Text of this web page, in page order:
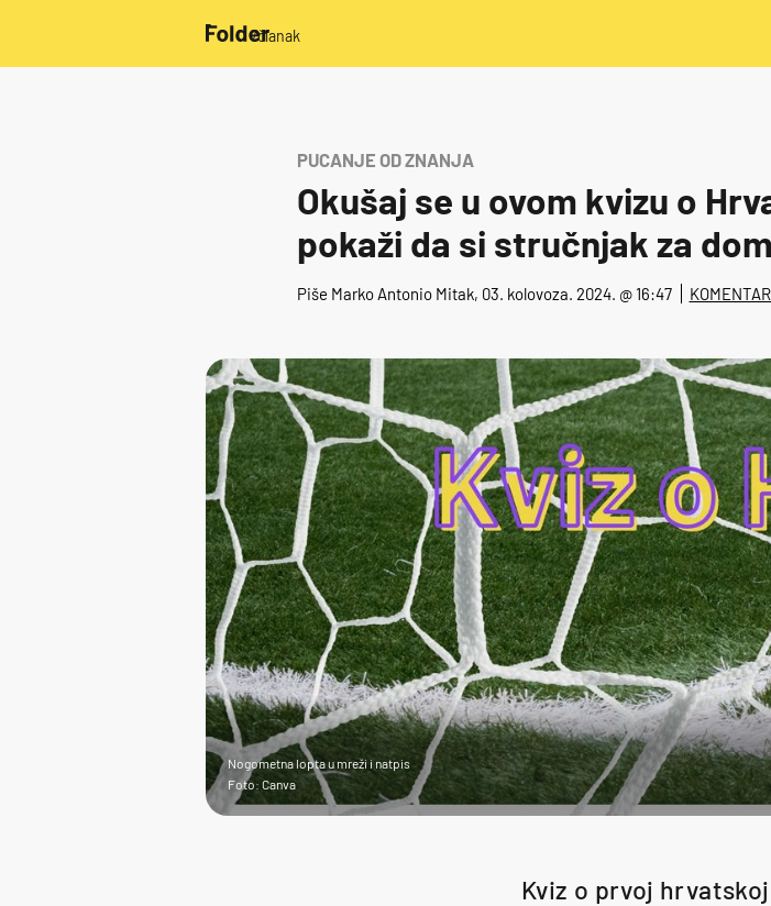
/članak
PUCANJE OD ZNANJA
Okušaj se u ovom kvizu o
pokaži da si stručnjak za
Piše Marko Antonio Mitak, 03. kolovoza. 2024. @ 16:47
Nogometna lopta u mreži i natpis
Foto: Canva
Kviz o prvoj